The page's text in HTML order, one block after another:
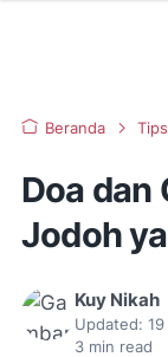
Beranda
Doa dan
Jodoh
Kuy Nikah
Updated:
3 min read